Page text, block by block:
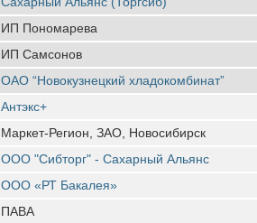
ИП Пономарева
ИП Самсонов
ОАО “Новокузнецкий хладокомбинат”
Антэкс+
Маркет-Регион, ЗАО, Новосибирск
ООО "Сибторг" - Сахарный Альянс
ООО «РТ Бакалея»
ПАВА